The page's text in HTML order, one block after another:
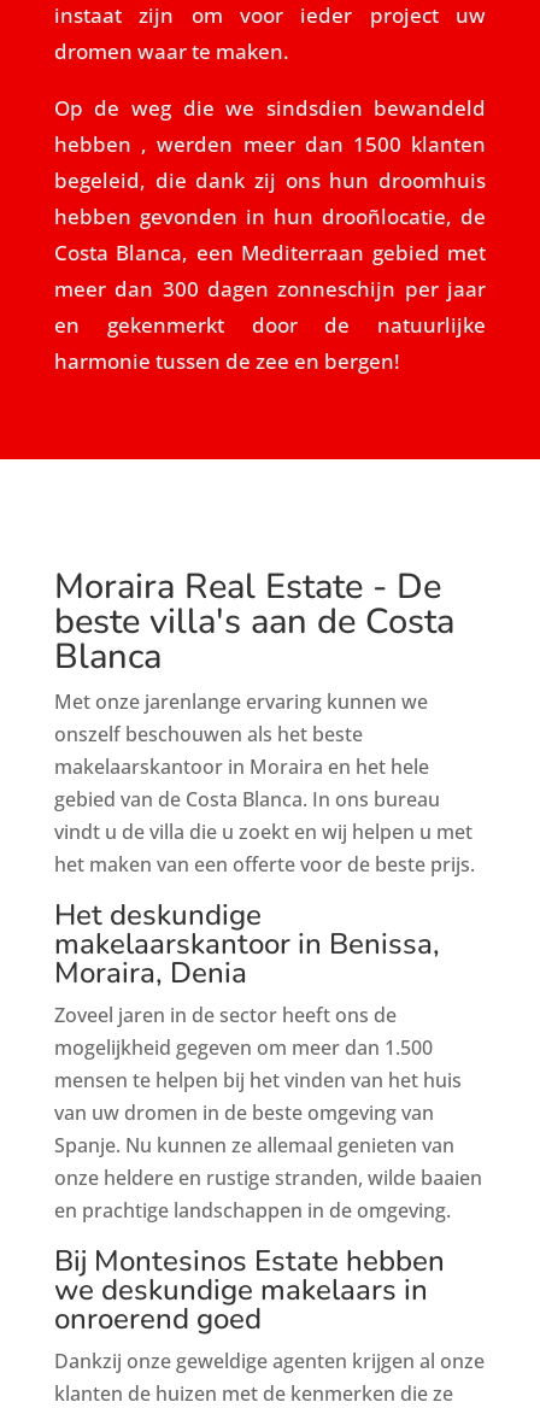
instaat zijn om voor ieder project uw
dromen waar te maken.
Op de weg die we sindsdien bewandeld
hebben , werden meer dan 1500 klanten
begeleid, die dank zij ons hun droomhuis
hebben gevonden in hun drooñlocatie, de
Costa Blanca, een Mediterraan gebied met
meer dan 300 dagen zonneschijn per jaar
en gekenmerkt door de natuurlijke
harmonie tussen de zee en bergen!
Moraira Real Estate - De
beste villa's aan de Costa
Blanca
Met onze jarenlange ervaring kunnen we
onszelf beschouwen als het beste
makelaarskantoor in Moraira en het hele
gebied van de Costa Blanca. In ons bureau
vindt u de villa die u zoekt en wij helpen u met
het maken van een offerte voor de beste prijs.
Het deskundige
makelaarskantoor in Benissa,
Moraira, Denia
Zoveel jaren in de sector heeft ons de
mogelijkheid gegeven om meer dan 1.500
mensen te helpen bij het vinden van het huis
van uw dromen in de beste omgeving van
Spanje. Nu kunnen ze allemaal genieten van
onze heldere en rustige stranden, wilde baaien
en prachtige landschappen in de omgeving.
Bij Montesinos Estate hebben
we deskundige makelaars in
onroerend goed
Dankzij onze geweldige agenten krijgen al onze
klanten de huizen met de kenmerken die ze